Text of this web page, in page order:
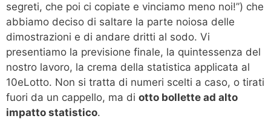
segreti, che poi ci copiate e vinciamo meno noi!”) che
abbiamo deciso di saltare la parte noiosa delle
dimostrazioni e di andare dritti al sodo. Vi
presentiamo la previsione finale, la quintessenza del
nostro lavoro, la crema della statistica applicata al
10eLotto. Non si tratta di numeri scelti a caso, o tirati
fuori da un cappello, ma di otto bollette ad alto
impatto statistico.